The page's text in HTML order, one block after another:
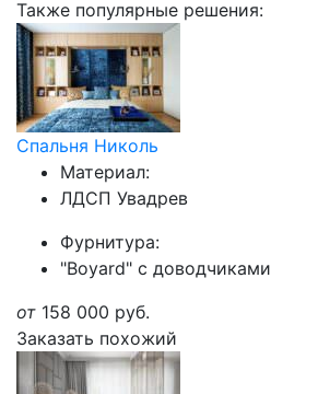
Также популярные решения:
Спальня Николь
Материал:
ЛДСП Увадрев
Фурнитура:
"Boyard" с доводчиками
от 158 000 руб.
Заказать похожий